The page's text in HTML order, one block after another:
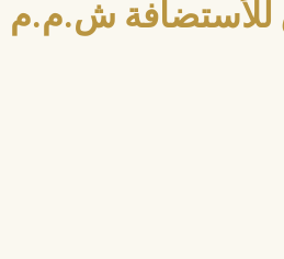
للأستضافة ش.م.م